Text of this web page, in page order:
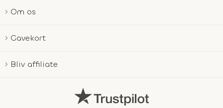
Om os
Gavekort
Bliv affiliate